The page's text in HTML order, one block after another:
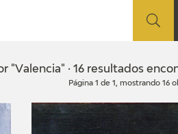
SHOP EDUCA
"Valencia" · 16 resultados
Página 1 de 1, mostrando 16